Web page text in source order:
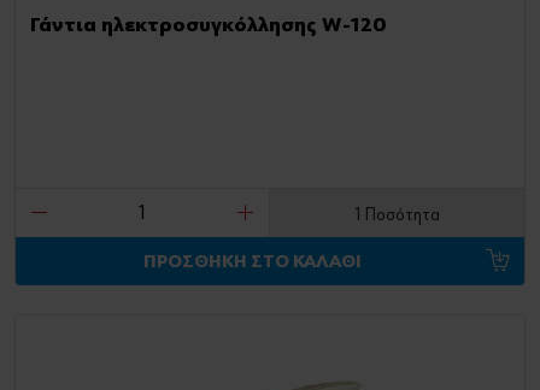
Γάντια ηλεκτροσυγκόλλησης W-120
1 Ποσότητα
ΠΡΟΣΘΗΚΗ ΣΤΟ ΚΑΛΑΘΙ